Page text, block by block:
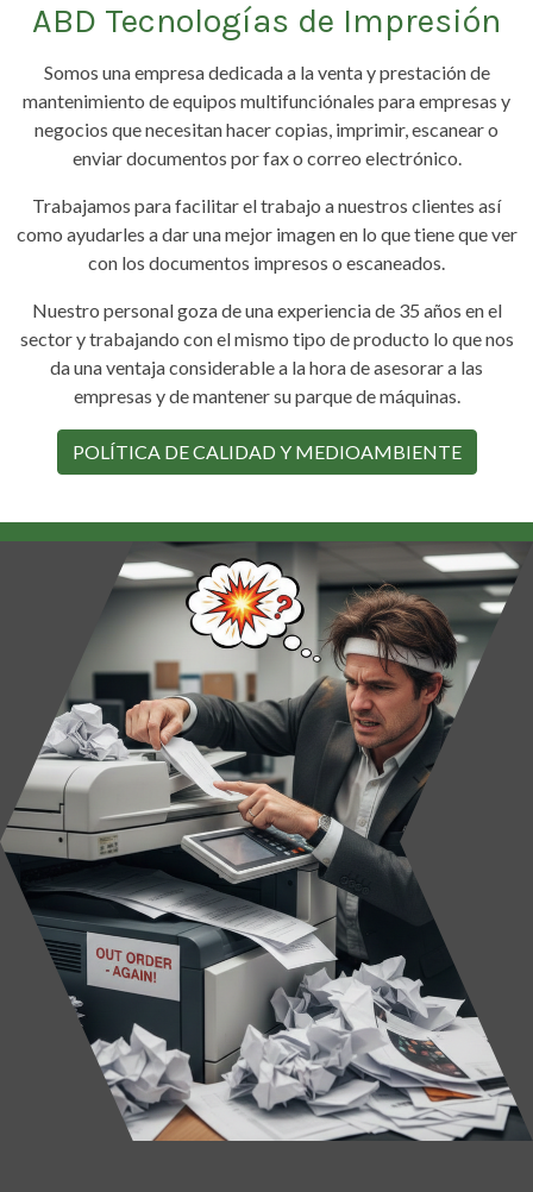
ABD Tecnologías de Impresión
Somos una empresa dedicada a la venta y prestación de
mantenimiento de equipos multifunciónales para empresas y
negocios que necesitan hacer copias, imprimir, escanear o
enviar documentos por fax o correo electrónico.
Trabajamos para facilitar el trabajo a nuestros clientes así
como ayudarles a dar una mejor imagen en lo que tiene que ver
con los documentos impresos o escaneados.
Nuestro personal goza de una experiencia de 35 años en el
sector y trabajando con el mismo tipo de producto lo que nos
da una ventaja considerable a la hora de asesorar a las
empresas y de mantener su parque de máquinas.
POLÍTICA DE CALIDAD Y MEDIOAMBIENTE